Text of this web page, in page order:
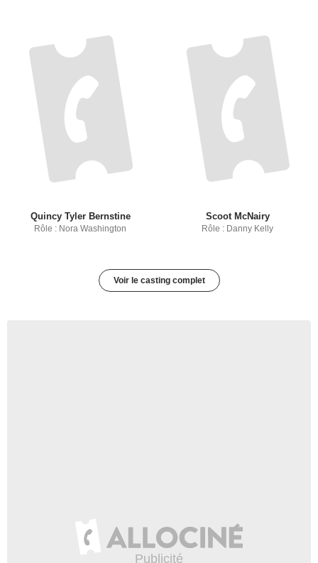
Quincy Tyler Bernstine
Rôle : Nora Washington
Scoot McNairy
Rôle : Danny Kelly
Voir le casting complet